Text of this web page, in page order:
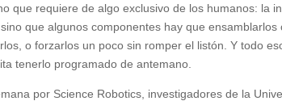
que requiere de algo exclusivo de los humanos: la
que algunos componentes hay que
o forzarlos un poco sin romper el listón. Y todo
tenerlo programado de antemano.
por Science Robotics, investigadores de la